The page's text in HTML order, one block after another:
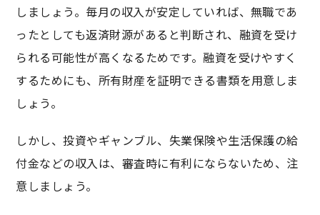
しましょう。毎月の収入が安定していれば、無職であ
ったとしても返済財源があると判断され、融資を受け
られる可能性が高くなるためです。融資を受けやすく
するためにも、所有財産を証明できる書類を用意しま
しょう。
しかし、投資やギャンブル、失業保険や生活保護の給
付金などの収入は、審査時に有利にならないため、注
意しましょう。